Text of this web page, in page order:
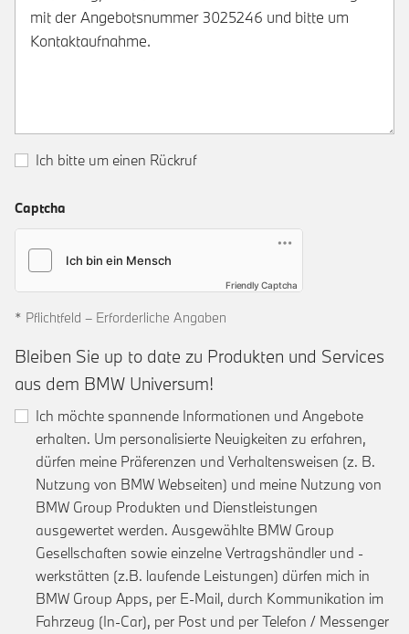
Ich bitte um einen Rückruf
Captcha
Friendly Captcha
* Pflichtfeld – Erforderliche Angaben
Bleiben Sie up to date zu Produkten und Services
aus dem BMW Universum!
Ich möchte spannende Informationen und Angebote
erhalten. Um personalisierte Neuigkeiten zu erfahren,
dürfen meine Präferenzen und Verhaltensweisen (z. B.
Nutzung von BMW Webseiten) und meine Nutzung von
BMW Group Produkten und Dienstleistungen
ausgewertet werden. Ausgewählte BMW Group
Gesellschaften sowie einzelne Vertragshändler und -
werkstätten (z.B. laufende Leistungen) dürfen mich in
BMW Group Apps, per E-Mail, durch Kommunikation im
Fahrzeug (In-Car), per Post und per Telefon / Messenger